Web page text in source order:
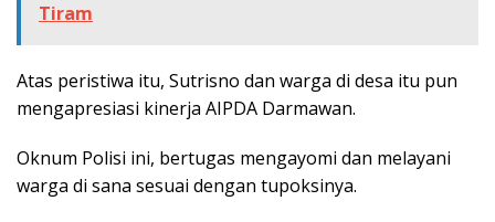
Tiram
Atas peristiwa itu, Sutrisno dan warga di desa itu pun
mengapresiasi kinerja AIPDA Darmawan.
Oknum Polisi ini, bertugas mengayomi dan melayani
warga di sana sesuai dengan tupoksinya.